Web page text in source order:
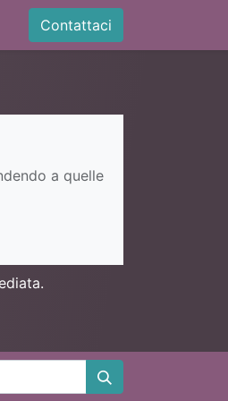
Contattaci
a quelle